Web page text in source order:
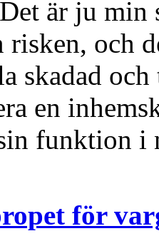
är ju
risken, och
skadad och
en
funktion i
för